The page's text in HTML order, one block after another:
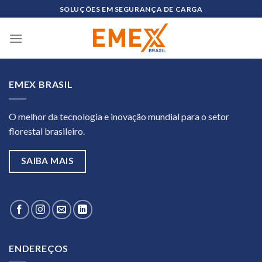
to
content
SOLUÇÕES EM SEGURANÇA DE CARGA
EMEX BRASIL
O melhor da tecnologia e inovação mundial para o setor
florestal brasileiro.
SAIBA MAIS
ENDEREÇOS